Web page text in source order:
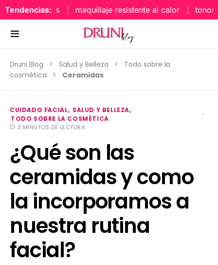
Tendencias: maquillaje resistente al calor tonos
Druni Blog Salud y Belleza
Todo sobre la
cosmética
Ceramidas
CUIDADO FACIAL
SALUD Y BELLEZA
TODO SOBRE LA COSMÉTICA
3 MINUTOS DE LECTURA
¿Qué son las
ceramidas y como
la incorporamos a
nuestra rutina
facial?